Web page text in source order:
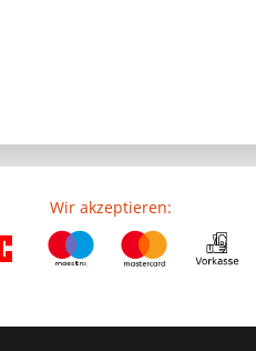
Wir akzeptieren: